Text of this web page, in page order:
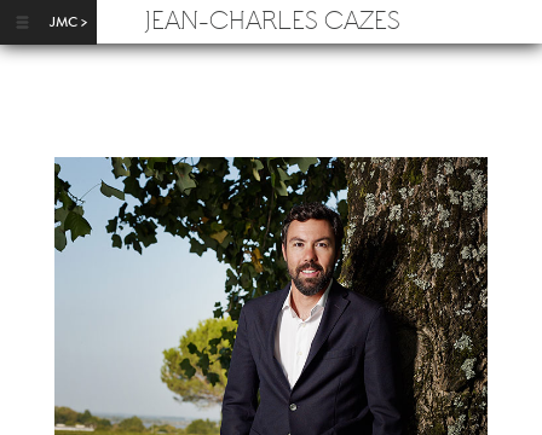
Aller au contenu principalJEAN-CHARLES CAZES